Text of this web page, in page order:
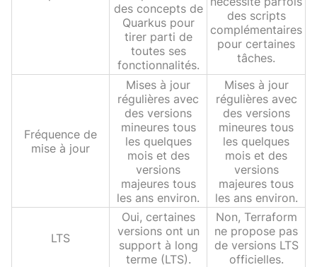
des concepts de
Quarkus pour
tirer parti de
toutes ses
fonctionnalités.
des scripts
complémentaires
pour certaines
tâches.
Fréquence de
mise à jour
Mises à jour
régulières avec
des versions
mineures tous
les quelques
mois et des
versions
majeures tous
les ans environ.
Mises à jour
régulières avec
des versions
mineures tous
les quelques
mois et des
versions
majeures tous
les ans environ.
LTS
Oui, certaines
versions ont un
support à long
terme (LTS).
Non, Terraform
ne propose pas
de versions LTS
officielles.